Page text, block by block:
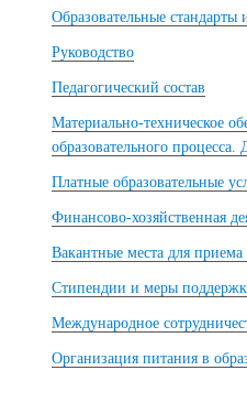
Образовательные стандарты
Руководство
Педагогический состав
Материально-техническое
образовательного процесса.
Платные образовательные
Финансово-хозяйственная
Вакантные места для
Стипендии и меры
Международное
Организация питания в